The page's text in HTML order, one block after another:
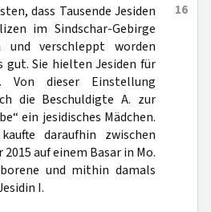
16
dass Tausende Jesiden
im Sindschar-Gebirge
und verschleppt worden
gut. Sie hielten Jesiden für
Von dieser Einstellung
die Beschuldigte A. zur
ein jesidisches Mädchen.
daraufhin zwischen
auf einem Basar in Mo.
und mithin damals
I.